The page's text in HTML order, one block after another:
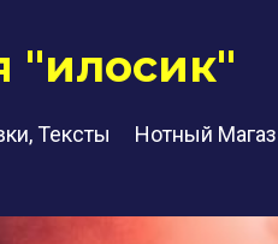
Тексты Нотный
"илосик"